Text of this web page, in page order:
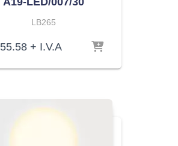
LB265
55.58 + I.V.A